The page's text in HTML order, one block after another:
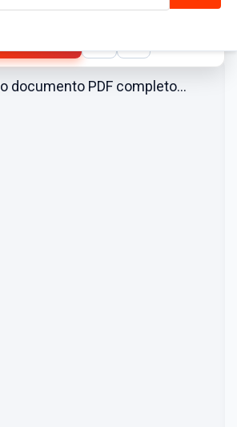
130%
documento PDF completo...